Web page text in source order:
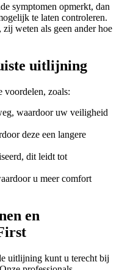
symptomen opmerkt, dan
te laten controleren.
weten als geen ander hoe
uitlijning
voordelen, zoals:
waardoor uw veiligheid
deze een langere
dit leidt tot
u meer comfort
en
uitlijning kunt u terecht bij